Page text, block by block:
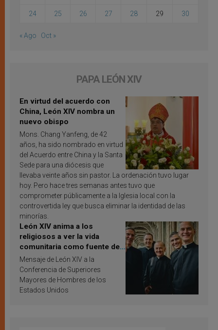
24 25 26 27 28 29 30
« Ago Oct »
PAPA LEÓN XIV
En virtud del acuerdo con
China, León XIV nombra un
nuevo obispo
Mons. Chang Yanfeng, de 42
años, ha sido nombrado en virtud
del Acuerdo entre China y la Santa
Sede para una diócesis que
llevaba veinte años sin pastor. La ordenación tuvo lugar
hoy. Pero hace tres semanas antes tuvo que
comprometer públicamente a la Iglesia local con la
controvertida ley que busca eliminar la identidad de las
minorías.
León XIV anima a los
religiosos a ver la vida
comunitaria como fuente de
inspiración y santificación
Mensaje de León XIV a la
Conferencia de Superiores
Mayores de Hombres de los
Estados Unidos